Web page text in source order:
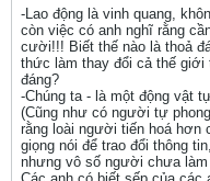
-Lao động là vinh quang,
còn việc có anh nghĩ rằng
cười!!! Biết thế nào là thoả
thức làm thay đổi cả thế giới
đáng?
-Chúng ta - là một động vật
(Cũng như có người tự
rằng loài người tiến hoá hơn
giọng nói để trao đổi thông
nhưng vô số người chưa